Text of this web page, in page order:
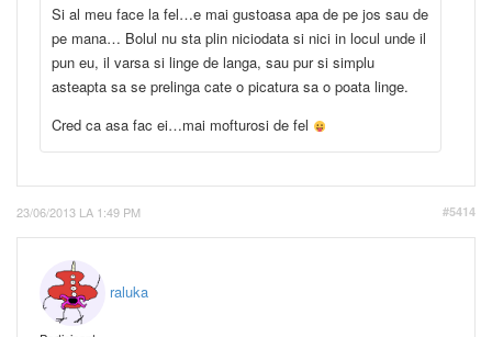
Si al meu face la fel…e mai gustoasa apa de pe jos sau de
pe mana… Bolul nu sta plin niciodata si nici in locul unde il
pun eu, il varsa si linge de langa, sau pur si simplu
asteapta sa se prelinga cate o picatura sa o poata linge.
Cred ca asa fac ei…mai mofturosi de fel
23/06/2013 LA 1:49 PM #5414
raluka